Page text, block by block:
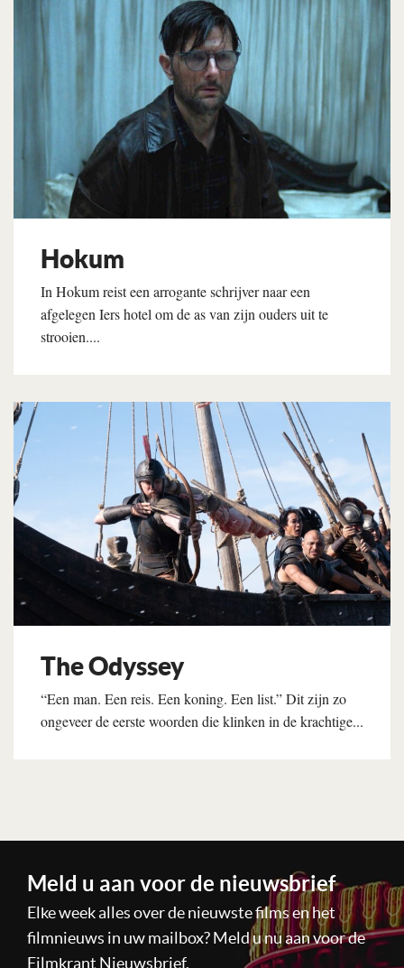
Hokum
In Hokum reist een arrogante schrijver naar een
afgelegen Iers hotel om de as van zijn ouders uit te
strooien....
Lees verder
The Odyssey
“Een man. Een reis. Een koning. Een list.” Dit zijn zo
ongeveer de eerste woorden die klinken in de krachtige...
Meld u aan voor de nieuwsbrief
Elke week alles over de nieuwste films en het
filmnieuws in uw mailbox? Meld u nu aan voor de
Filmkrant Nieuwsbrief.